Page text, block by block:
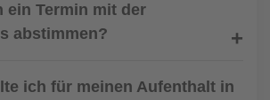
ein Termin mit der
abstimmen?
ich für meinen Aufenthalt in